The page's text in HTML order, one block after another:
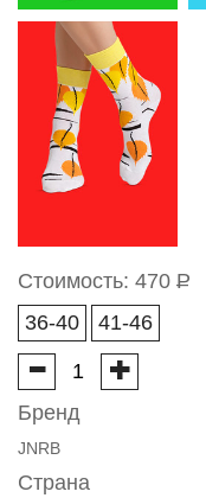
Стоимость: 470 Р
36-40
41-46
Бренд
JNRB
Страна